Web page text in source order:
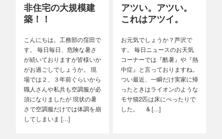
非住宅の大規模建
築！！
こんにちは。工務部の窪田で
す。 毎日毎日、危険な暑さ
が続いておりますが皆様いか
がお過ごしでしょうか。 現
場では２、３年前ぐらいから
職人さんや私共も空調服が必
須になりましたが 現状の暑
さで空調服だけでは体調を崩
してしまいま […]
アツい。アツい。
これはアツイ。
お元気でしょうか？芦沢で
す。 毎日ニュースのお天気
コーナーでは『酷暑』や『熱
中症』と言っておりますね。
つい最近、一瞬だけ実家に帰
ったときはライオンのような
モサ猫2匹は床にぺったりで
した。 & […]